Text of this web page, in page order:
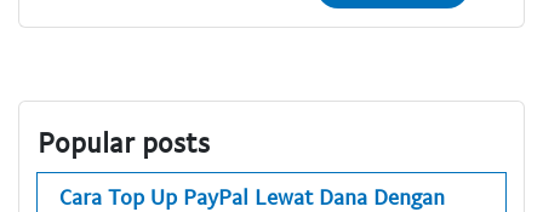
Popular posts
Cara Top Up PayPal Lewat Dana Dengan